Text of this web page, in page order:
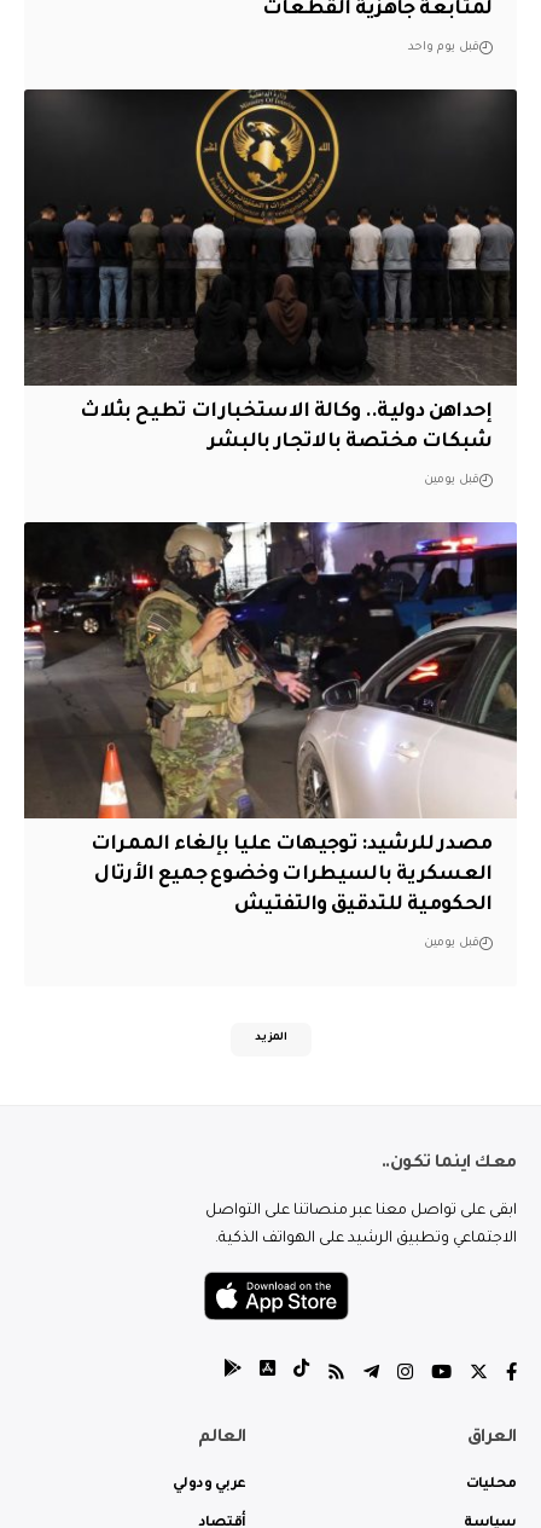
لمتابعة جاهزية القطعات
قبل يوم واحد
إحداهن دولية.. وكالة الاستخبارات تطيح بثلاث
شبكات مختصة بالاتجار بالبشر
قبل يومين
مصدر للرشيد: توجيهات عليا بإلغاء الممرات
العسكرية بالسيطرات وخضوع جميع الأرتال
الحكومية للتدقيق والتفتيش
قبل يومين
المزيد
معك اينما تكون..
ابقى على تواصل معنا عبر منصاتنا على التواصل
الاجتماعي وتطبيق الرشيد على الهواتف الذكية.
العراق
محليات
سياسة
العالم
عربي ودولي
أقتصاد